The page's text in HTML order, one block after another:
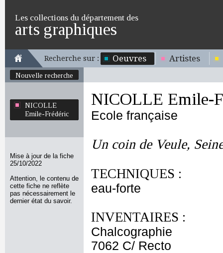
Les collections du département des
arts graphiques
Recherche sur : Oeuvres Artistes
Nouvelle recherche
NICOLLE
Emile-Frédéric
Mise à jour de la fiche
25/10/2022
Attention, le contenu de
cette fiche ne reflète
pas nécessairement le
dernier état du savoir.
NICOLLE Emile-
Ecole française
Un coin de Veule,
TECHNIQUES :
eau-forte
INVENTAIRES :
Chalcographie
7062 C/ Recto